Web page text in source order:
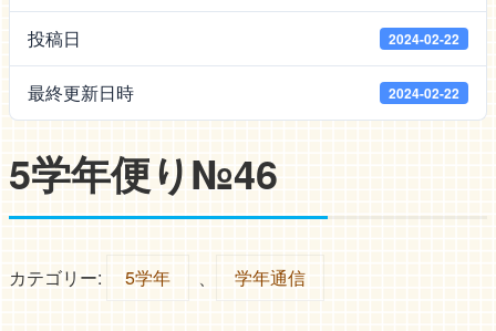
投稿日 2024-02-22
最終更新日時 2024-02-22
5学年便り№46
カテゴリー: 5学年 、 学年通信